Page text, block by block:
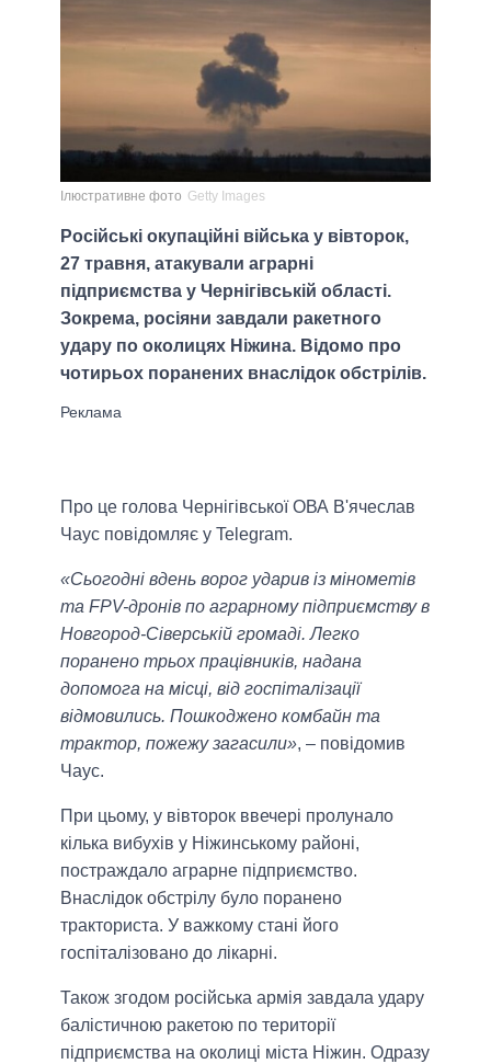
Ілюстративне фото Getty Images
Російські окупаційні війська у вівторок,
27 травня, атакували аграрні
підприємства у Чернігівській області.
Зокрема, росіяни завдали ракетного
удару по околицях Ніжина. Відомо про
чотирьох поранених внаслідок обстрілів.
Про це голова Чернігівської ОВА В'ячеслав
Чаус повідомляє у Telegram.
«Сьогодні вдень ворог ударив із мінометів
та FPV-дронів по аграрному підприємству в
Новгород-Сіверській громаді. Легко
поранено трьох працівників, надана
допомога на місці, від госпіталізації
відмовились. Пошкоджено комбайн та
трактор, пожежу загасили», – повідомив
Чаус.
При цьому, у вівторок ввечері пролунало
кілька вибухів у Ніжинському районі,
постраждало аграрне підприємство.
Внаслідок обстрілу було поранено
тракториста. У важкому стані його
госпіталізовано до лікарні.
Також згодом російська армія завдала удару
балістичною ракетою по території
підприємства на околиці міста Ніжин. Одразу